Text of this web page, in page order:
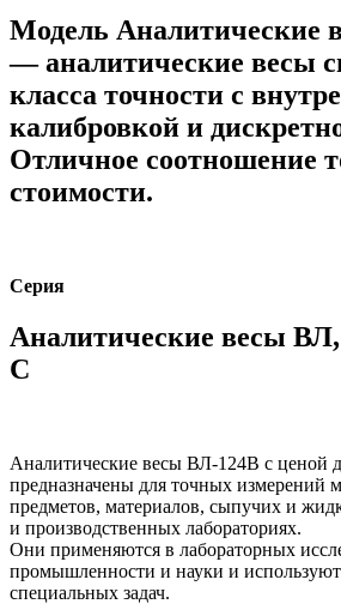
Модель Аналитические
— аналитические весы
класса точности с
калибровкой и
Отличное соотношение
стоимости.
Серия
Аналитические весы
С
Аналитические весы ВЛ-124В с ценой
предназначены для точных измерений
предметов, материалов, сыпучих и
и производственных лабораториях.
Они применяются в лабораторных
промышленности и науки и
специальных задач.